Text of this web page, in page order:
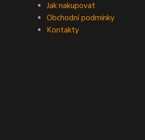
Jak nakupovat
Obchodní podmínky
Kontakty